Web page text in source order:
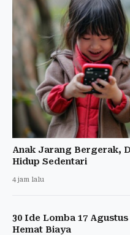
Anak Jarang Bergerak,
Hidup Sedentari
4 jam lalu
30 Ide Lomba 17
Hemat Biaya